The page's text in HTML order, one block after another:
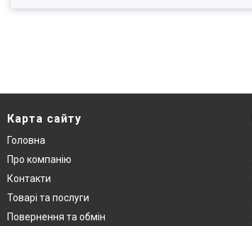
Карта сайту
Головна
Про компанію
Контакти
Товарі та послуги
Повернення та обмін